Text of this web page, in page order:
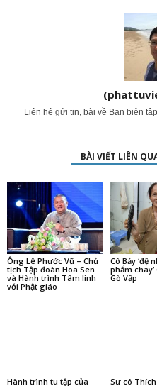
Liên hệ gửi tin, bài về Ban biên
BÀI VIẾT LIÊN
Ông Lê Phước Vũ – Chủ
tịch Tập đoàn Hoa Sen
và Hành trình Tâm linh
với Phật giáo
Cô Bảy ‘đệ
phẩm
Gò Vấp
Hành trình tu tập của
Sư cô